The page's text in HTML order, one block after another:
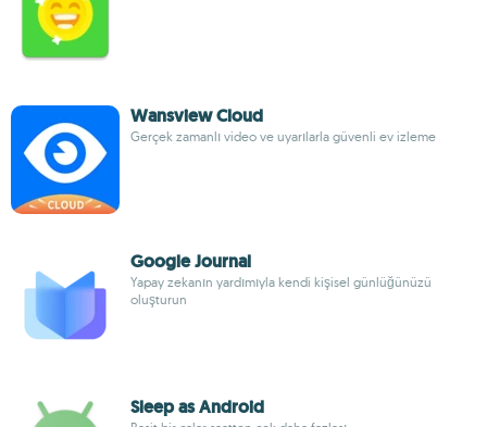
Wansview Cloud
Gerçek zamanlı video ve uyarılarla güvenli ev izleme
Google Journal
Yapay zekanın yardımıyla kendi kişisel günlüğünüzü
oluşturun
Sleep as Android